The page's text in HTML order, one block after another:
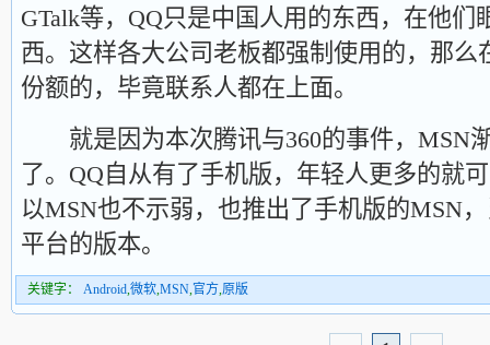
GTalk等，QQ只是中国人用的东西，在他们
西。这样各大公司老板都强制使用的，那么
份额的，毕竟联系人都在上面。
就是因为本次腾讯与360的事件，MSN
了。QQ自从有了手机版，年轻人更多的就
以MSN也不示弱，也推出了手机版的MSN
平台的版本。
关键字： Android,微软,MSN,官方,原版